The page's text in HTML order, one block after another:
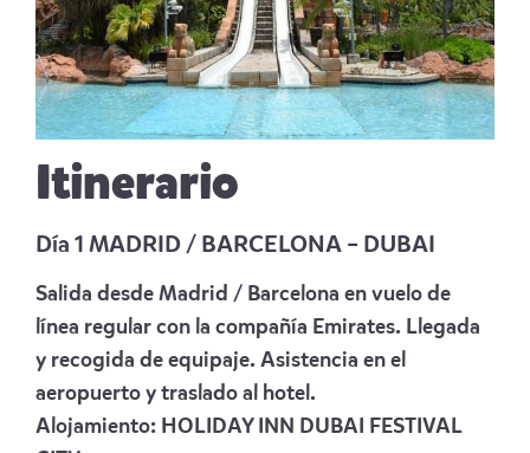
Itinerario
Día 1 MADRID / BARCELONA – DUBAI
Salida desde Madrid / Barcelona en vuelo de
línea regular con la compañía Emirates. Llegada
y recogida de equipaje. Asistencia en el
aeropuerto y traslado al hotel.
Alojamiento: HOLIDAY INN DUBAI FESTIVAL